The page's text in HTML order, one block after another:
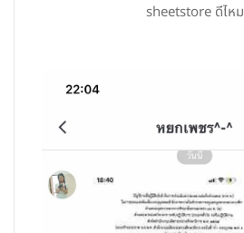
sheetstore ดีไหม